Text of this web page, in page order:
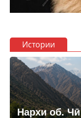
Истории
Нархи об.